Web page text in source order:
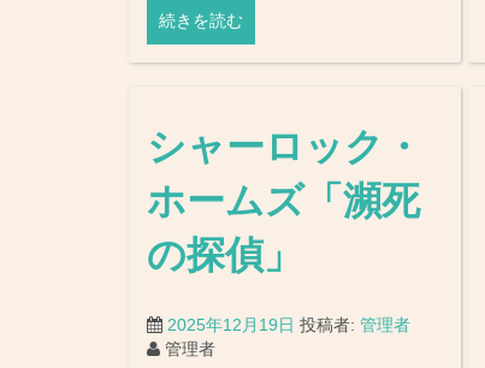
続きを読む
シャーロック・
ホームズ「瀕死
の探偵」
2025年12月19日 投稿者: 管理者
管理者